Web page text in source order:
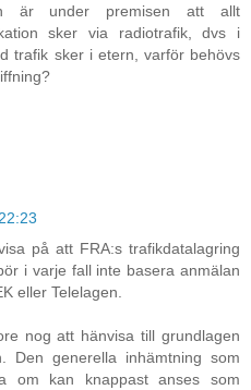
är under premisen att allt
sker via radiotrafik, dvs i
trafik sker i etern, varför behövs
på att FRA:s trafikdatalagring
i varje fall inte basera anmälan
eller Telelagen.
nog att hänvisa till grundlagen
Den generella inhämtning som
om kan knappast anses som